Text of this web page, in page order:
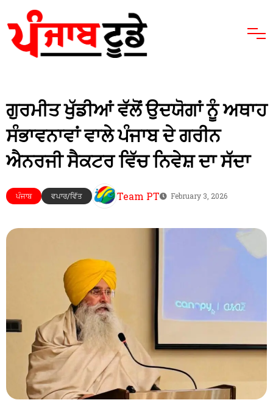
ਗੁਰਮੀਤ ਖੁੱਡੀਆਂ ਵੱਲੋਂ ਉਦਯੋਗਾਂ ਨੂੰ ਅਥਾਹ
ਸੰਭਾਵਨਾਵਾਂ ਵਾਲੇ ਪੰਜਾਬ ਦੇ ਗਰੀਨ
ਐਨਰਜੀ ਸੈਕਟਰ ਵਿੱਚ ਨਿਵੇਸ਼ ਦਾ ਸੱਦਾ
ਪੰਜਾਬ ਵਪਾਰ/ਵਿੱਤ Team PT February 3, 2026